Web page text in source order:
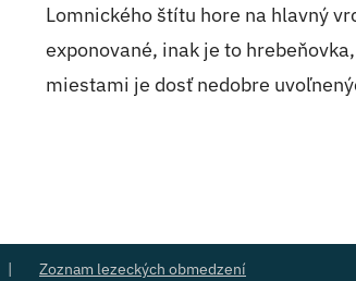
Lomnického štítu hore na hlavný
exponované, inak je to
miestami je dosť nedobre
Zoznam lezeckých obmedzení